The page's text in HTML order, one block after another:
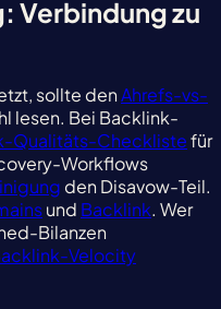
Verbindung zu
sollte denAhrefs-vs-
lesen. Bei Backlink-
Qualitäts-Checklistefür
Workflows
den Disavow-Teil.
und Backlink. Wer
Bilanzen
Velocity